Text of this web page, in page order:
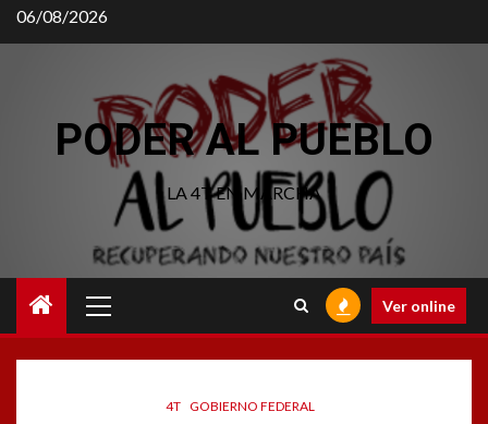
Saltar
al
06/08/2026
PODER AL PUEBLO
LA 4T EN MARCHA
principal
Ver online
4T GOBIERNO FEDERAL